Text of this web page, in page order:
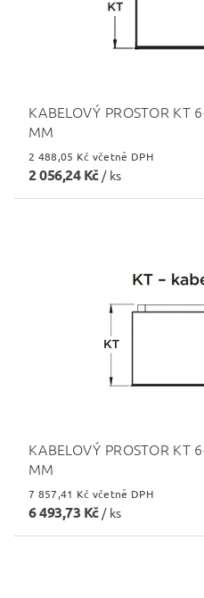
KABELOVÝ PROSTOR KT
MM
2 488,05 Kč včetně DPH
2 056,24 Kč/ ks
KABELOVÝ PROSTOR KT
MM
7 857,41 Kč včetně DPH
6 493,73 Kč/ ks